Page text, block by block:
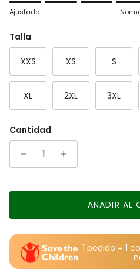
Rating of 1 means Ajustado.
Middle rating means Normal.
Rating of 7 means Grande.
The rating of this product for ""
Ajustado
Talla
XXS XS S
XL 2XL 3XL
Cantidad
AÑADIR AL
1 pedido = 1